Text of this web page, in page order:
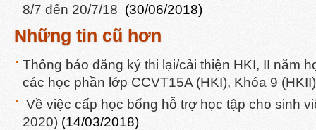
8/7 đến 20/7/18 (30/06/2018)
Những tin cũ hơn
Thông báo đăng ký thi lại/cải thiện HKI, II năm
các học phần lớp CCVT15A (HKI), Khóa 9
Về việc cấp học bổng hỗ trợ học tập cho sinh
2020) (14/03/2018)